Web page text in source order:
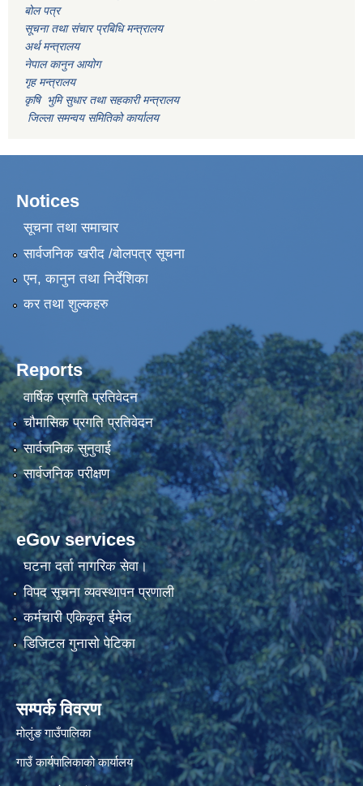
बोल पत्र
सूचना तथा संचार प्रबिधि मन्त्रालय
अर्थ मन्त्रालय
नेपाल कानुन आयोग
गृह मन्त्रालय
कृषि भुमि सुधार तथा सहकारी मन्त्रालय
जिल्ला समन्वय समितिको कार्यालय
Notices
सूचना तथा समाचार
सार्वजनिक खरीद /बोलपत्र सूचना
एन, कानुन तथा निर्देशिका
कर तथा शुल्कहरु
Reports
वार्षिक प्रगति प्रतिवेदन
चौमासिक प्रगति प्रतिवेदन
सार्वजनिक सुनुवाई
सार्वजनिक परीक्षण
eGov services
घटना दर्ता नागरिक सेवा।
विपद सूचना व्यवस्थापन प्रणाली
कर्मचारी एकिकृत ईमेल
डिजिटल गुनासो पेटिका
सम्पर्क विवरण
मोलुंङ गाउँपालिका
गाउँ कार्यपालिकाको कार्यालय